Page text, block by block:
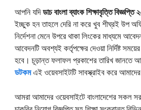
আপনি যদিডাচ বাংলা ব্যাংক শিক্ষাবৃত্তি বিজ্ঞপ্তি
ইচ্ছুক হন তাহলে দেরি না করে খুব শীঘ্রই উপ
নির্দেশনা মেনে উপরে থাকা লিংকের মাধ্যমে
আবেদনটি অবশ্যই কর্তৃপক্ষের দেওয়া নির্দিষ্ট
হবে। চূড়ান্ত ফলাফল প্রকাশের তারিখ জানতে
ডটকমএই ওয়েবসাইটটি সাবস্ক্রাইব করে
আমরা আমাদের ওয়েবসাইটে বাংলাদেশের সকল